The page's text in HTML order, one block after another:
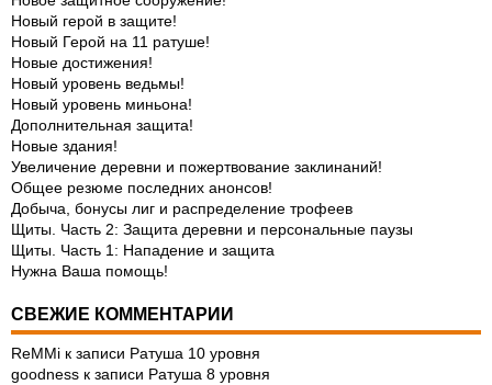
Новый герой в защите!
Новый Герой на 11 ратуше!
Новые достижения!
Новый уровень ведьмы!
Новый уровень миньона!
Дополнительная защита!
Новые здания!
Увеличение деревни и пожертвование заклинаний!
Общее резюме последних анонсов!
Добыча, бонусы лиг и распределение трофеев
Щиты. Часть 2: Защита деревни и персональные паузы
Щиты. Часть 1: Нападение и защита
Нужна Ваша помощь!
СВЕЖИЕ КОММЕНТАРИИ
ReMMi к записи Ратуша 10 уровня
goodness к записи Ратуша 8 уровня